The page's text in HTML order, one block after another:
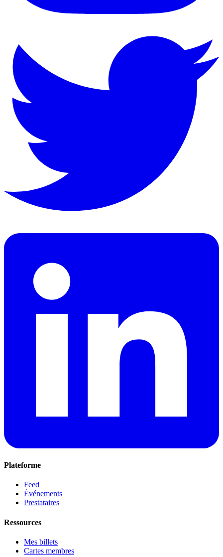
Plateforme
Feed
Événements
Prestataires
Ressources
Mes billets
Cartes membres